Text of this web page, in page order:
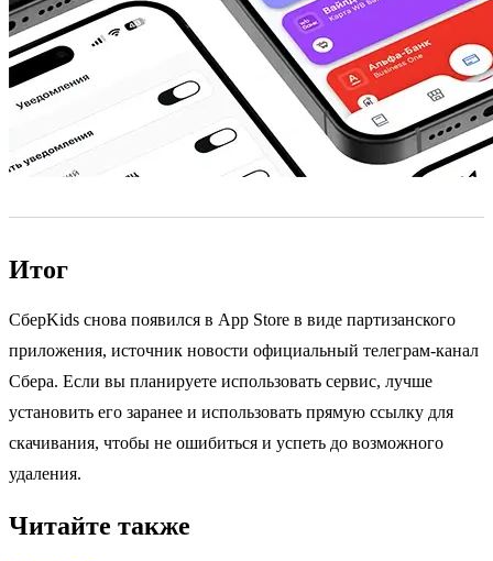
Итог
СберKids снова появился в App Store в виде партизанского
приложения, источник новости официальный телеграм-канал
Сбера. Если вы планируете использовать сервис, лучше
установить его заранее и использовать прямую ссылку для
скачивания, чтобы не ошибиться и успеть до возможного
удаления.
Читайте также